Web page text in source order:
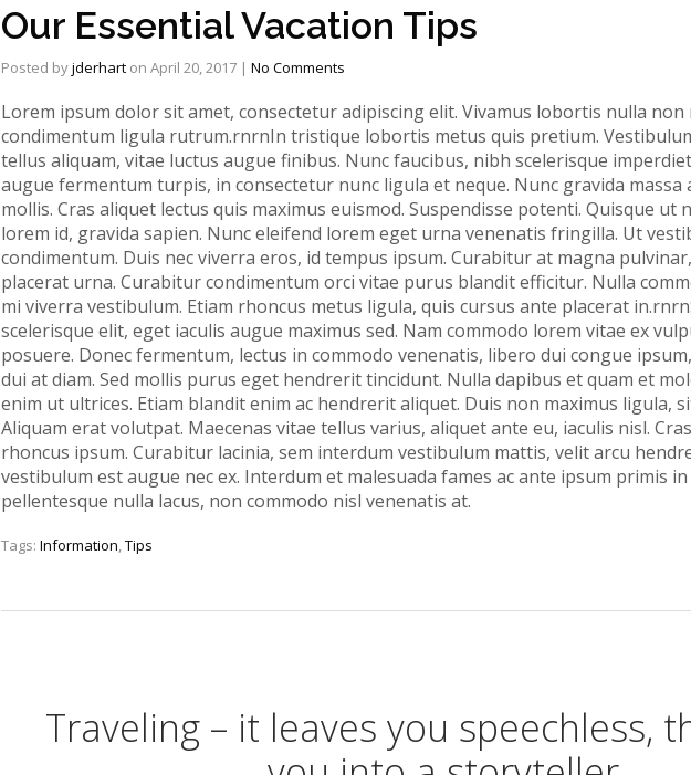
Our Essential Vacation Tips
Posted byjderhart on April 20, 2017 | No Comments
Lorem ipsum dolor sit amet, consectetur adipiscing elit. Vivamus lobortis nulla
condimentum ligula rutrum.rnrnIn tristique lobortis metus quis pretium.
tellus aliquam, vitae luctus augue finibus. Nunc faucibus, nibh scelerisque
augue fermentum turpis, in consectetur nunc ligula et neque. Nunc gravida
mollis. Cras aliquet lectus quis maximus euismod. Suspendisse potenti. Quisque ut
lorem id, gravida sapien. Nunc eleifend lorem eget urna venenatis fringilla. Ut
condimentum. Duis nec viverra eros, id tempus ipsum. Curabitur at magna
placerat urna. Curabitur condimentum orci vitae purus blandit efficitur. Nulla
mi viverra vestibulum. Etiam rhoncus metus ligula, quis cursus ante placerat
scelerisque elit, eget iaculis augue maximus sed. Nam commodo lorem vitae ex
posuere. Donec fermentum, lectus in commodo venenatis, libero dui congue
dui at diam. Sed mollis purus eget hendrerit tincidunt. Nulla dapibus et quam et
enim ut ultrices. Etiam blandit enim ac hendrerit aliquet. Duis non maximus ligula,
Aliquam erat volutpat. Maecenas vitae tellus varius, aliquet ante eu, iaculis nisl.
rhoncus ipsum. Curabitur lacinia, sem interdum vestibulum mattis, velit arcu
vestibulum est augue nec ex. Interdum et malesuada fames ac ante ipsum primis
pellentesque nulla lacus, non commodo nisl venenatis at.
Tags: Information,Tips
Traveling – it leaves you speechless,